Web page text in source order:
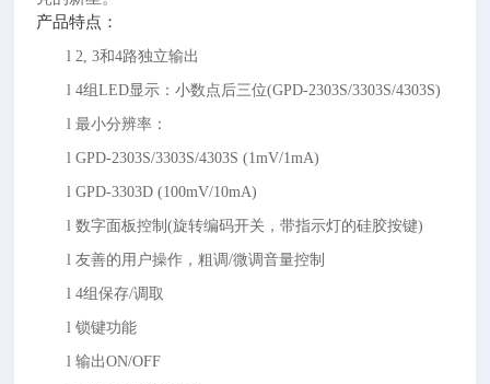
产品特点：
l2, 3和4路独立输出
l4组LED显示：小数点后三位(GPD-2303S/3303S/4303S)
l最小分辨率：
lGPD-2303S/3303S/4303S (1mV/1mA)
lGPD-3303D (100mV/10mA)
l数字面板控制(旋转编码开关，带指示灯的硅胶按键)
l友善的用户操作，粗调/微调音量控制
l4组保存/调取
l锁键功能
l输出ON/OFF